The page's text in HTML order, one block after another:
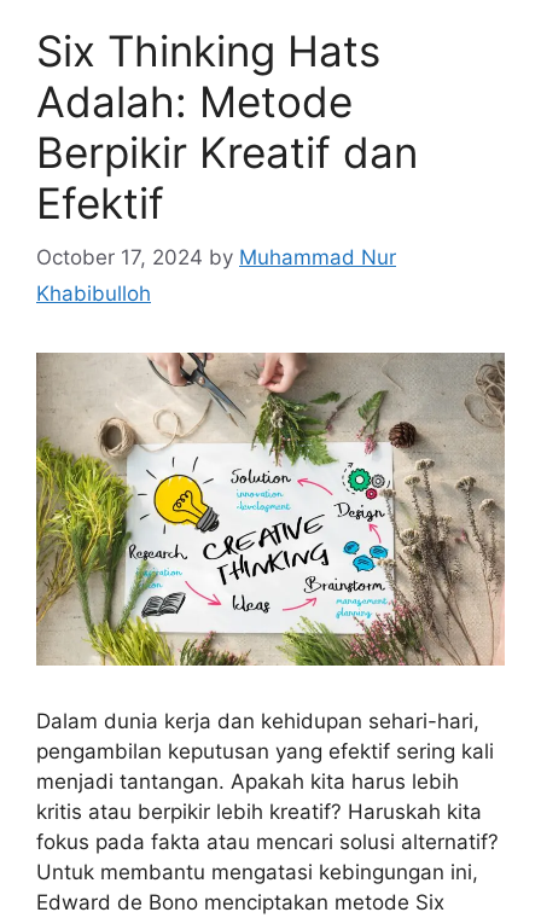
Six Thinking Hats
Adalah: Metode
Berpikir Kreatif dan
Efektif
October 17, 2024 by Muhammad Nur
Khabibulloh
Dalam dunia kerja dan kehidupan sehari-hari,
pengambilan keputusan yang efektif sering kali
menjadi tantangan. Apakah kita harus lebih
kritis atau berpikir lebih kreatif? Haruskah kita
fokus pada fakta atau mencari solusi alternatif?
Untuk membantu mengatasi kebingungan ini,
Edward de Bono menciptakan metode Six